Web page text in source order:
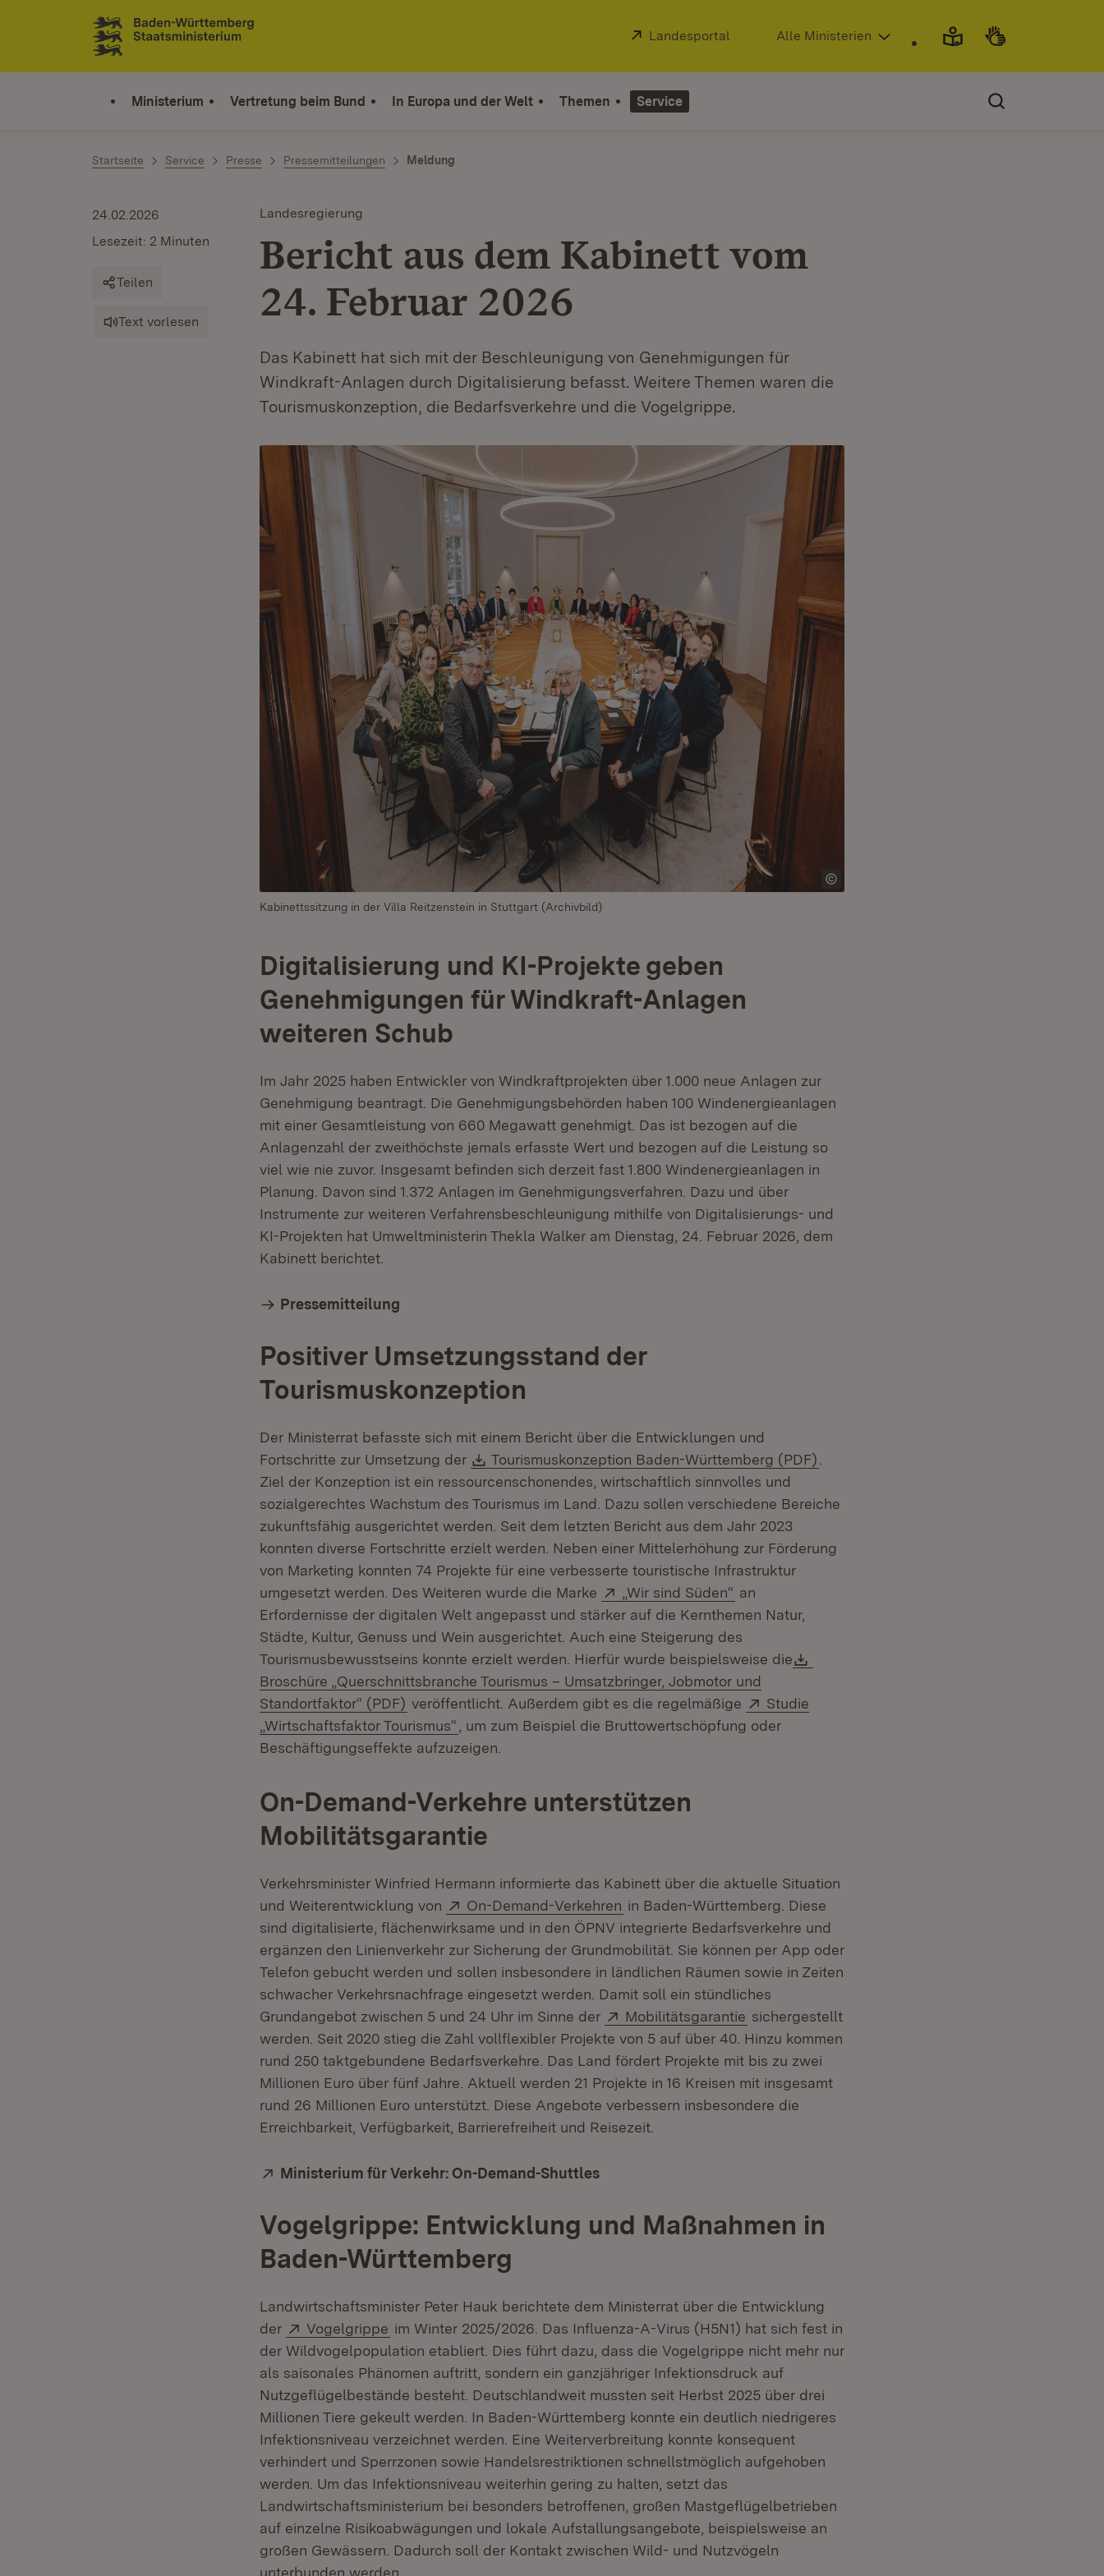
Zum Inhalt springen
Link zur Startseite
Extern:
Landesportal (Öffnet in neuem Fenster)
Alle Ministerien
Ministerium Vertretung beim Bund In Europa und der Welt Themen Service
Startseite Service Presse Pressemitteilungen Meldung
Landesregierung
Bericht aus dem Kabinett vom
24. Februar 2026
Das Kabinett hat sich mit der Beschleunigung von Genehmigungen für
Windkraft-Anlagen durch Digitalisierung befasst. Weitere Themen waren die
Tourismuskonzeption, die Bedarfsverkehre und die Vogelgrippe.
24.02.2026
Lesezeit: 2 Minuten
Teilen
Text vorlesen
Kabinettssitzung in der Villa Reitzenstein in Stuttgart (Archivbild)
Digitalisierung und KI-Projekte geben
Genehmigungen für Windkraft-Anlagen
weiteren Schub
Im Jahr 2025 haben Entwickler von Windkraftprojekten über 1.000 neue Anlagen zur
Genehmigung beantragt. Die Genehmigungsbehörden haben 100 Windenergieanlagen
mit einer Gesamtleistung von 660 Megawatt genehmigt. Das ist bezogen auf die
Anlagenzahl der zweithöchste jemals erfasste Wert und bezogen auf die Leistung so
viel wie nie zuvor. Insgesamt befinden sich derzeit fast 1.800 Windenergieanlagen in
Planung. Davon sind 1.372 Anlagen im Genehmigungsverfahren. Dazu und über
Instrumente zur weiteren Verfahrensbeschleunigung mithilfe von Digitalisierungs- und
KI-Projekten hat Umweltministerin Thekla Walker am Dienstag, 24. Februar 2026, dem
Kabinett berichtet.
Pressemitteilung
Positiver Umsetzungsstand der
Tourismuskonzeption
Der Ministerrat befasste sich mit einem Bericht über die Entwicklungen und
Fortschritte zur Umsetzung der
Download:
Tourismuskonzeption Baden-Württemberg (PDF)
Ziel der Konzeption ist ein ressourcenschonendes, wirtschaftlich sinnvolles und
sozialgerechtes Wachstum des Tourismus im Land. Dazu sollen verschiedene Bereiche
zukunftsfähig ausgerichtet werden. Seit dem letzten Bericht aus dem Jahr 2023
konnten diverse Fortschritte erzielt werden. Neben einer Mittelerhöhung zur Förderung
von Marketing konnten 74 Projekte für eine verbesserte touristische Infrastruktur
umgesetzt werden. Des Weiteren wurde die Marke
Extern:
„Wir sind Süden“ (Öffnet in neuem Fenster)
an
Erfordernisse der digitalen Welt angepasst und stärker auf die Kernthemen Natur,
Städte, Kultur, Genuss und Wein ausgerichtet. Auch eine Steigerung des
Tourismusbewusstseins konnte erzielt werden. Hierfür wurde beispielsweise die
Broschüre „Querschnittsbranche Tourismus – Umsatzbringer, Jobmotor und
Standortfaktor“ (PDF) (Öffnet in neuem Fenster)
veröffentlicht. Außerdem gibt es die regelmäßige Extern:
Studie
„Wirtschaftsfaktor Tourismus“ (Öffnet in neuem Fenster)
, um zum Beispiel die Bruttowertschöpfung oder
Beschäftigungseffekte aufzuzeigen.
On-Demand-Verkehre unterstützen
Mobilitätsgarantie
Verkehrsminister Winfried Hermann informierte das Kabinett über die aktuelle Situation
und Weiterentwicklung von
Extern:
On-Demand-Verkehren (Öffnet in neuem Fenster)
in Baden-Württemberg. Diese
sind digitalisierte, flächenwirksame und in den ÖPNV integrierte Bedarfsverkehre und
ergänzen den Linienverkehr zur Sicherung der Grundmobilität. Sie können per App oder
Telefon gebucht werden und sollen insbesondere in ländlichen Räumen sowie in Zeiten
schwacher Verkehrsnachfrage eingesetzt werden. Damit soll ein stündliches
Grundangebot zwischen 5 und 24 Uhr im Sinne der
Extern:
Mobilitätsgarantie (Öffnet in neuem Fenster)
sichergestellt
werden. Seit 2020 stieg die Zahl vollflexibler Projekte von 5 auf über 40. Hinzu kommen
rund 250 taktgebundene Bedarfsverkehre. Das Land fördert Projekte mit bis zu zwei
Millionen Euro über fünf Jahre. Aktuell werden 21 Projekte in 16 Kreisen mit insgesamt
rund 26 Millionen Euro unterstützt. Diese Angebote verbessern insbesondere die
Erreichbarkeit, Verfügbarkeit, Barrierefreiheit und Reisezeit.
Extern:
Ministerium für Verkehr: On-Demand-Shuttles
Vogelgrippe: Entwicklung und Maßnahmen in
Baden-Württemberg
Landwirtschaftsminister Peter Hauk berichtete dem Ministerrat über die Entwicklung
der
Extern:
Vogelgrippe (Öffnet in neuem Fenster)
im Winter 2025/2026. Das Influenza-A-Virus (H5N1) hat sich fest in
der Wildvogelpopulation etabliert. Dies führt dazu, dass die Vogelgrippe nicht mehr nur
als saisonales Phänomen auftritt, sondern ein ganzjähriger Infektionsdruck auf
Nutzgeflügelbestände besteht. Deutschlandweit mussten seit Herbst 2025 über drei
Millionen Tiere gekeult werden. In Baden-Württemberg konnte ein deutlich niedrigeres
Infektionsniveau verzeichnet werden. Eine Weiterverbreitung konnte konsequent
verhindert und Sperrzonen sowie Handelsrestriktionen schnellstmöglich aufgehoben
werden. Um das Infektionsniveau weiterhin gering zu halten, setzt das
Landwirtschaftsministerium bei besonders betroffenen, großen Mastgeflügelbetrieben
auf einzelne Risikoabwägungen und lokale Aufstallungsangebote, beispielsweise an
großen Gewässern. Dadurch soll der Kontakt zwischen Wild- und Nutzvögeln
unterbunden werden.